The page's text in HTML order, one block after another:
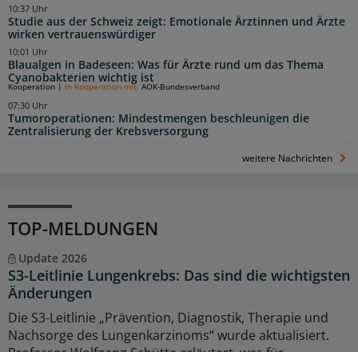
Studie aus der Schweiz zeigt: Emotionale Ärztinnen und Ärzte
wirken vertrauenswürdiger
10:37 Uhr
Blaualgen in Badeseen: Was für Ärzte rund um das Thema
Cyanobakterien wichtig ist
10:01 Uhr
Tumoroperationen: Mindestmengen beschleunigen die
Zentralisierung der Krebsversorgung
Kooperation | In Kooperation mit: AOK-Bundesverband
07:30 Uhr
weitere Nachrichten
TOP-MELDUNGEN
Update 2026
S3-Leitlinie Lungenkrebs: Das sind die wichtigsten
Änderungen
Die S3-Leitlinie „Prävention, Diagnostik, Therapie und
Nachsorge des Lungenkarzinoms“ wurde aktualisiert.